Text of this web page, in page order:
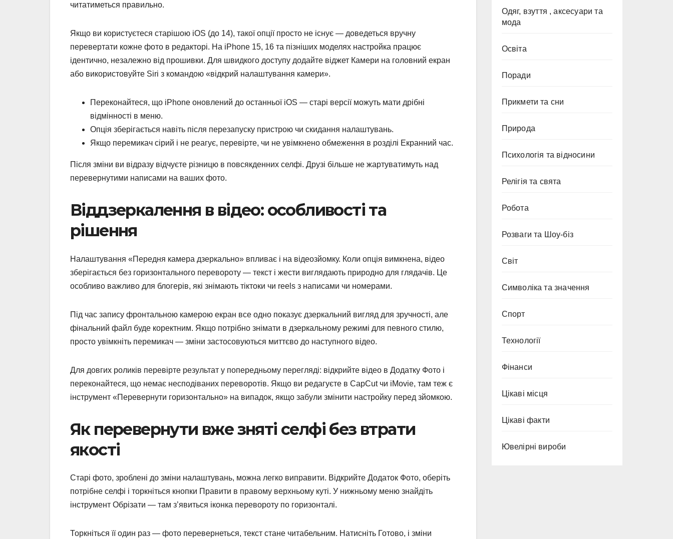
читатиметься правильно.
Якщо ви користуєтеся старішою iOS (до 14), такої опції просто не існує — доведеться вручну
перевертати кожне фото в редакторі. На iPhone 15, 16 та пізніших моделях настройка працює
ідентично, незалежно від прошивки. Для швидкого доступу додайте віджет Камери на головний екран
або використовуйте Siri з командою «відкрий налаштування камери».
Переконайтеся, що iPhone оновлений до останньої iOS — старі версії можуть мати дрібні
відмінності в меню.
Опція зберігається навіть після перезапуску пристрою чи скидання налаштувань.
Якщо перемикач сірий і не реагує, перевірте, чи не увімкнено обмеження в розділі Екранний час.
Після зміни ви відразу відчуєте різницю в повсякденних селфі. Друзі більше не жартуватимуть над
перевернутими написами на ваших фото.
Віддзеркалення в відео: особливості та
рішення
Налаштування «Передня камера дзеркально» впливає і на відеозйомку. Коли опція вимкнена, відео
зберігається без горизонтального перевороту — текст і жести виглядають природно для глядачів. Це
особливо важливо для блогерів, які знімають тіктоки чи reels з написами чи номерами.
Під час запису фронтальною камерою екран все одно показує дзеркальний вигляд для зручності, але
фінальний файл буде коректним. Якщо потрібно знімати в дзеркальному режимі для певного стилю,
просто увімкніть перемикач — зміни застосовуються миттєво до наступного відео.
Для довгих роликів перевірте результат у попередньому перегляді: відкрийте відео в Додатку Фото і
переконайтеся, що немає несподіваних переворотів. Якщо ви редагуєте в CapCut чи iMovie, там теж є
інструмент «Перевернути горизонтально» на випадок, якщо забули змінити настройку перед зйомкою.
Як перевернути вже зняті селфі без втрати
якості
Старі фото, зроблені до зміни налаштувань, можна легко виправити. Відкрийте Додаток Фото, оберіть
потрібне селфі і торкніться кнопки Правити в правому верхньому куті. У нижньому меню знайдіть
інструмент Обрізати — там з’явиться іконка перевороту по горизонталі.
Торкніться її один раз — фото перевернеться, текст стане читабельним. Натисніть Готово, і зміни
Одяг, взуття , аксесуари та
мода
Освіта
Поради
Прикмети та сни
Природа
Психологія та відносини
Релігія та свята
Робота
Розваги та Шоу-біз
Світ
Символіка та значення
Спорт
Технології
Фінанси
Цікаві місця
Цікаві факти
Ювелірні вироби